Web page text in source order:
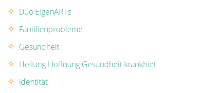
Duo EigenARTs
Familienprobleme
Gesundheit
Heilung Hoffnung Gesundheit krankhiet
Identität